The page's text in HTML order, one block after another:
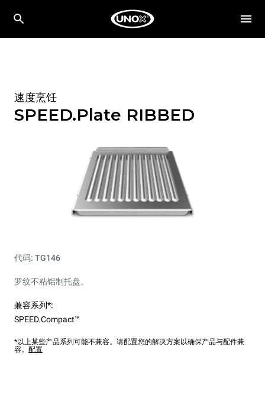
速度烹饪
SPEED.Plate RIBBED
代码: TG146
罗纹不粘铝制托盘。
兼容系列*:
SPEED.Compact™
*以上某些产品系列可能不兼容。请配置您的解决方案以确保产品与配件兼
容。 配置